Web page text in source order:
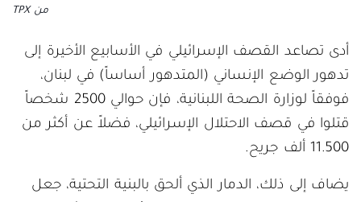
من TPX
أدى تصاعد القصف الإسرائيلي في الأسابيع الأخيرة إلى
تدهور الوضع الإنساني (المتدهور أساساً) في لبنان،
فوفقاً لوزارة الصحة اللبنانية، فإن حوالي 2500 شخصاً
قتلوا في قصف الاحتلال الإسرائيلي، فضلاً عن أكثر من
11.500 ألف جريح.
يضاف إلى ذلك، الدمار الذي ألحق بالبنية التحتية، جعل